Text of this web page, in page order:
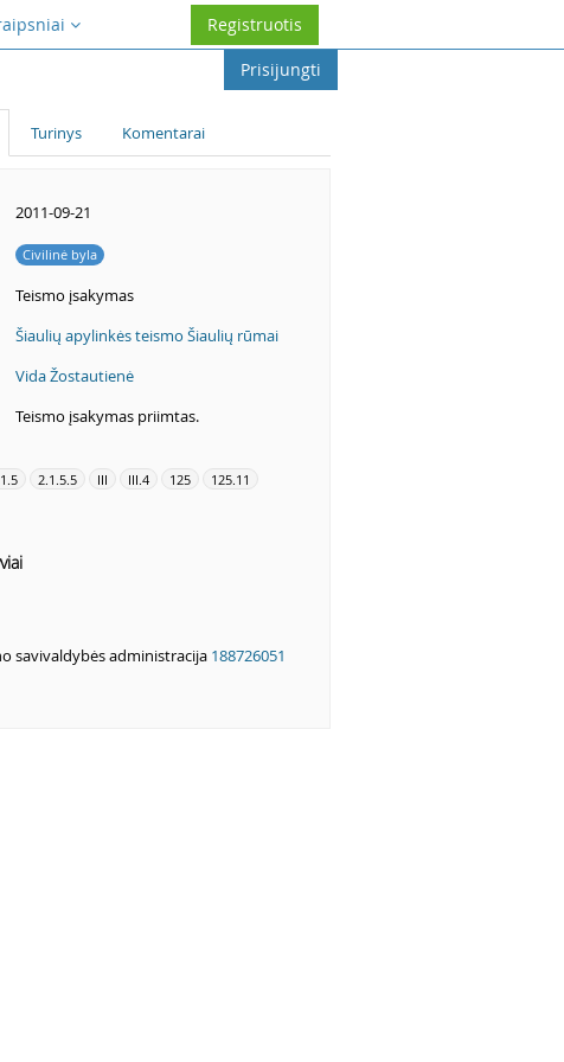
Registruotis
Prisijungti
Turinys Komentarai
2011-09-21
Civilinė byla
Teismo įsakymas
Šiaulių apylinkės teismo Šiaulių rūmai
Vida Žostautienė
Teismo įsakymas priimtas.
2.1.5.5 III III.4 125
125.11
savivaldybės administracija 188726051